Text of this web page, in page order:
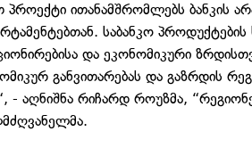
ითანამშრომლებს ბანკის
საბანკო
და ეკონომიკური
განვითარებას და გაზრდის
- აღნიშნა რიჩარდ როუზმა,